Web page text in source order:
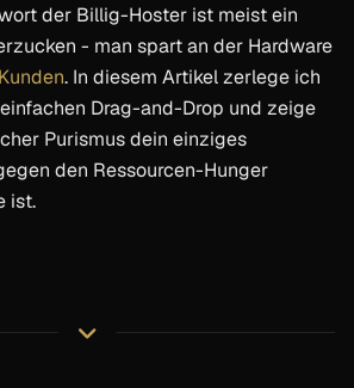
der Billig-Hoster ist meist ein
- man spart an der Hardware
. In diesem Artikel zerlege ich
Drag-and-Drop und zeige
Purismus dein einziges
den Ressourcen-Hunger
ist.